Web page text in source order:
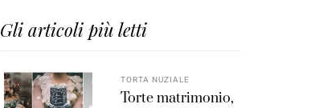
Gli articoli più letti
TORTA NUZIALE
Torte matrimonio,